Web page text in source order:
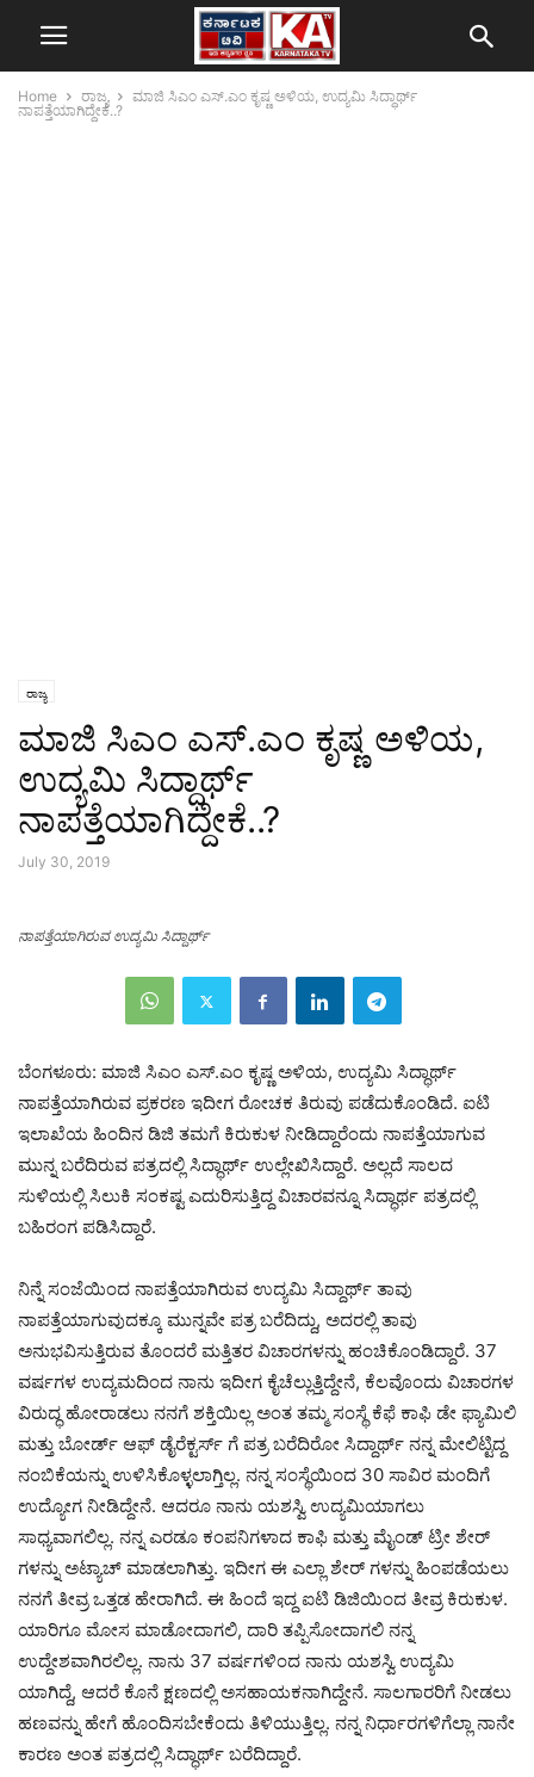
Home ರಾಜ್ಯ
ಮಾಜಿ ಸಿಎಂ ಎಸ್.ಎಂ ಕೃಷ್ಣ ಅಳಿಯ, ಉದ್ಯಮಿ ಸಿದ್ಧಾರ್ಥ್
ನಾಪತ್ತೆಯಾಗಿದ್ದೇಕೆ..?
ರಾಜ್ಯ
ಮಾಜಿ ಸಿಎಂ ಎಸ್.ಎಂ ಕೃಷ್ಣ ಅಳಿಯ,
ಉದ್ಯಮಿ ಸಿದ್ಧಾರ್ಥ್
ನಾಪತ್ತೆಯಾಗಿದ್ದೇಕೆ..?
July 30, 2019
ನಾಪತ್ತೆಯಾಗಿರುವ ಉದ್ಯಮಿ ಸಿದ್ದಾರ್ಥ್
ಬೆಂಗಳೂರು: ಮಾಜಿ ಸಿಎಂ ಎಸ್.ಎಂ ಕೃಷ್ಣ ಅಳಿಯ, ಉದ್ಯಮಿ ಸಿದ್ಧಾರ್ಥ್
ನಾಪತ್ತೆಯಾಗಿರುವ ಪ್ರಕರಣ ಇದೀಗ ರೋಚಕ ತಿರುವು ಪಡೆದುಕೊಂಡಿದೆ. ಐಟಿ
ಇಲಾಖೆಯ ಹಿಂದಿನ ಡಿಜಿ ತಮಗೆ ಕಿರುಕುಳ ನೀಡಿದ್ದಾರೆಂದು ನಾಪತ್ತೆಯಾಗುವ
ಮುನ್ನ ಬರೆದಿರುವ ಪತ್ರದಲ್ಲಿ ಸಿದ್ಧಾರ್ಥ್ ಉಲ್ಲೇಖಿಸಿದ್ದಾರೆ. ಅಲ್ಲದೆ ಸಾಲದ
ಸುಳಿಯಲ್ಲಿ ಸಿಲುಕಿ ಸಂಕಷ್ಟ ಎದುರಿಸುತ್ತಿದ್ದ ವಿಚಾರವನ್ನೂ ಸಿದ್ಧಾರ್ಥ ಪತ್ರದಲ್ಲಿ
ಬಹಿರಂಗ ಪಡಿಸಿದ್ದಾರೆ.
ನಿನ್ನೆ ಸಂಜೆಯಿಂದ ನಾಪತ್ತೆಯಾಗಿರುವ ಉದ್ಯಮಿ ಸಿದ್ದಾರ್ಥ್ ತಾವು
ನಾಪತ್ತೆಯಾಗುವುದಕ್ಕೂ ಮುನ್ನವೇ ಪತ್ರ ಬರೆದಿದ್ದು, ಅದರಲ್ಲಿ ತಾವು
ಅನುಭವಿಸುತ್ತಿರುವ ತೊಂದರೆ ಮತ್ತಿತರ ವಿಚಾರಗಳನ್ನು ಹಂಚಿಕೊಂಡಿದ್ದಾರೆ. 37
ವರ್ಷಗಳ ಉದ್ಯಮದಿಂದ ನಾನು ಇದೀಗ ಕೈಚೆಲ್ಲುತ್ತಿದ್ದೇನೆ, ಕೆಲವೊಂದು ವಿಚಾರಗಳ
ವಿರುದ್ಧ ಹೋರಾಡಲು ನನಗೆ ಶಕ್ತಿಯಿಲ್ಲ ಅಂತ ತಮ್ಮ ಸಂಸ್ಥೆ ಕೆಫೆ ಕಾಫಿ ಡೇ ಫ್ಯಾಮಿಲಿ
ಮತ್ತು ಬೋರ್ಡ್ ಆಫ್ ಡೈರೆಕ್ಟರ್ಸ್ ಗೆ ಪತ್ರ ಬರೆದಿರೋ ಸಿದ್ದಾರ್ಥ್ ನನ್ನ ಮೇಲಿಟ್ಟಿದ್ದ
ನಂಬಿಕೆಯನ್ನು ಉಳಿಸಿಕೊಳ್ಳಲಾಗ್ತಿಲ್ಲ. ನನ್ನ ಸಂಸ್ಥೆಯಿಂದ 30 ಸಾವಿರ ಮಂದಿಗೆ
ಉದ್ಯೋಗ ನೀಡಿದ್ದೇನೆ. ಆದರೂ ನಾನು ಯಶಸ್ವಿ ಉದ್ಯಮಿಯಾಗಲು
ಸಾಧ್ಯವಾಗಲಿಲ್ಲ. ನನ್ನ ಎರಡೂ ಕಂಪನಿಗಳಾದ ಕಾಫಿ ಮತ್ತು ಮೈಂಡ್ ಟ್ರೀ ಶೇರ್
ಗಳನ್ನು ಅಟ್ಯಾಚ್ ಮಾಡಲಾಗಿತ್ತು. ಇದೀಗ ಈ ಎಲ್ಲಾ ಶೇರ್ ಗಳನ್ನು ಹಿಂಪಡೆಯಲು
ನನಗೆ ತೀವ್ರ ಒತ್ತಡ ಹೇರಾಗಿದೆ. ಈ ಹಿಂದೆ ಇದ್ದ ಐಟಿ ಡಿಜಿಯಿಂದ ತೀವ್ರ ಕಿರುಕುಳ.
ಯಾರಿಗೂ ಮೋಸ ಮಾಡೋದಾಗಲಿ, ದಾರಿ ತಪ್ಪಿಸೋದಾಗಲಿ ನನ್ನ
ಉದ್ದೇಶವಾಗಿರಲಿಲ್ಲ. ನಾನು 37 ವರ್ಷಗಳಿಂದ ನಾನು ಯಶಸ್ವಿ ಉದ್ಯಮಿ
ಯಾಗಿದ್ದೆ, ಆದರೆ ಕೊನೆ ಕ್ಷಣದಲ್ಲಿ ಅಸಹಾಯಕನಾಗಿದ್ದೇನೆ. ಸಾಲಗಾರರಿಗೆ ನೀಡಲು
ಹಣವನ್ನು ಹೇಗೆ ಹೊಂದಿಸಬೇಕೆಂದು ತಿಳಿಯುತ್ತಿಲ್ಲ. ನನ್ನ ನಿರ್ಧಾರಗಳಿಗೆಲ್ಲಾ ನಾನೇ
ಕಾರಣ ಅಂತ ಪತ್ರದಲ್ಲಿ ಸಿದ್ಧಾರ್ಥ್ ಬರೆದಿದ್ದಾರೆ.